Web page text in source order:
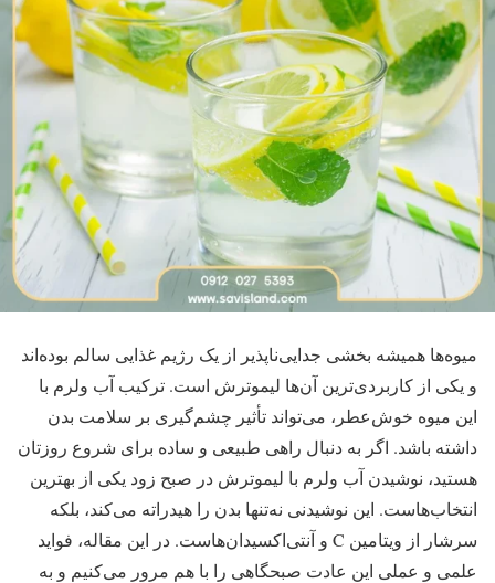
میوه‌ها همیشه بخشی جدایی‌ناپذیر از یک رژیم غذایی سالم بوده‌اند
و یکی از کاربردی‌ترین آن‌ها لیموترش است. ترکیب آب ولرم با
این میوه خوش‌عطر، می‌تواند تأثیر چشم‌گیری بر سلامت بدن
داشته باشد. اگر به دنبال راهی طبیعی و ساده برای شروع روزتان
هستید، نوشیدن آب ولرم با لیموترش در صبح زود یکی از بهترین
انتخاب‌هاست. این نوشیدنی نه‌تنها بدن را هیدراته می‌کند، بلکه
سرشار از ویتامین C و آنتی‌اکسیدان‌هاست. در این مقاله، فواید
علمی و عملی این عادت صبحگاهی را با هم مرور می‌کنیم و به